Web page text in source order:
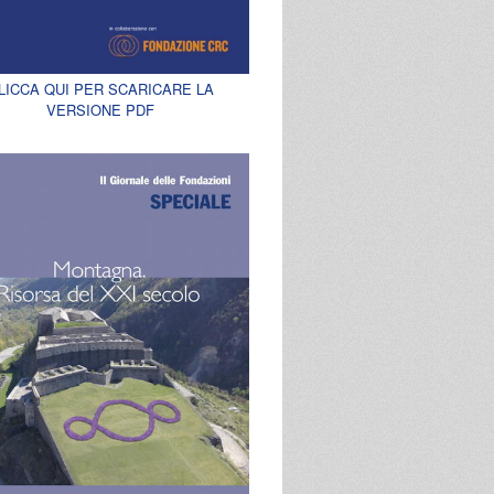
QUI PER SCARICARE LA
VERSIONE PDF